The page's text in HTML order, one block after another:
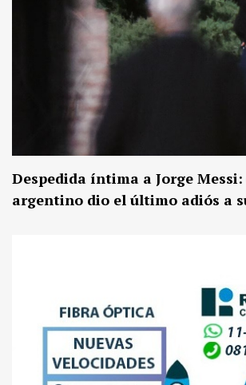
Despedida íntima a Jorge
argentino dio el último adiós a